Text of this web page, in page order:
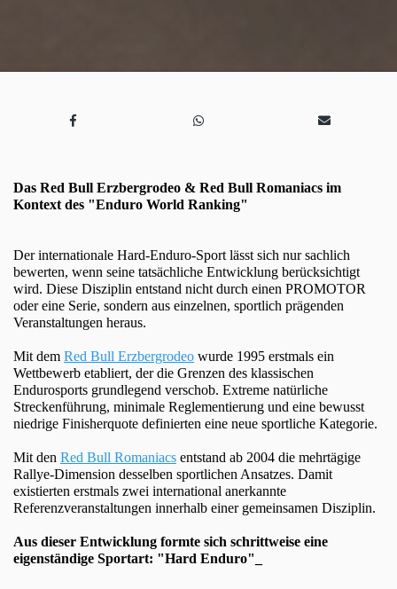
Das Red Bull Erzbergrodeo & Red Bull Romaniacs im
Kontext des "Enduro World Ranking"
Der internationale Hard-Enduro-Sport lässt sich nur sachlich
bewerten, wenn seine tatsächliche Entwicklung berücksichtigt
wird. Diese Disziplin entstand nicht durch einen PROMOTOR
oder eine Serie, sondern aus einzelnen, sportlich prägenden
Veranstaltungen heraus.
Mit dem Red Bull Erzbergrodeo wurde 1995 erstmals ein
Wettbewerb etabliert, der die Grenzen des klassischen
Endurosports grundlegend verschob. Extreme natürliche
Streckenführung, minimale Reglementierung und eine bewusst
niedrige Finisherquote definierten eine neue sportliche Kategorie.
Mit den Red Bull Romaniacs entstand ab 2004 die mehrtägige
Rallye-Dimension desselben sportlichen Ansatzes. Damit
existierten erstmals zwei international anerkannte
Referenzveranstaltungen innerhalb einer gemeinsamen Disziplin.
Aus dieser Entwicklung formte sich schrittweise eine
eigenständige Sportart: "Hard Enduro"_